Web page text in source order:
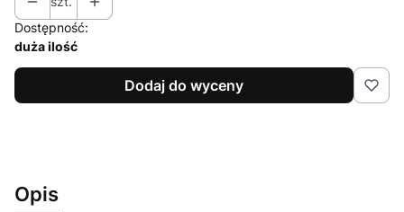
Dostępność:
duża ilość
Dodaj do wyceny
Opis